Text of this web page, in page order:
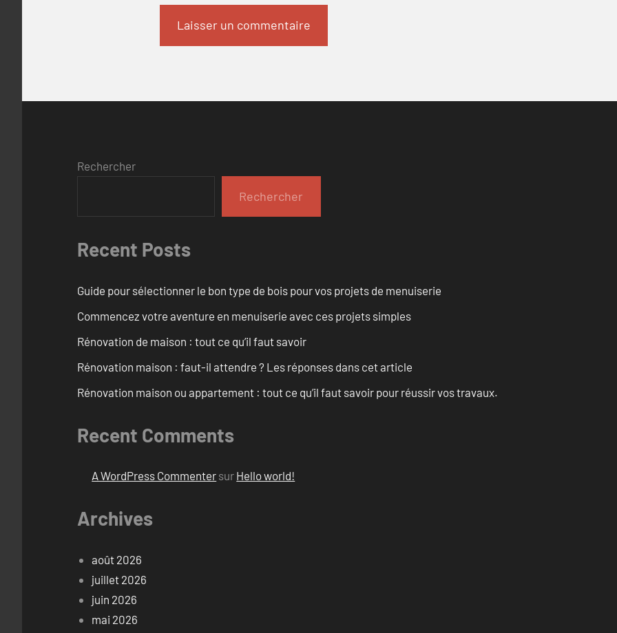
Rechercher
Rechercher
Recent Posts
Guide pour sélectionner le bon type de bois pour vos projets de menuiserie
Commencez votre aventure en menuiserie avec ces projets simples
Rénovation de maison : tout ce qu’il faut savoir
Rénovation maison : faut-il attendre ? Les réponses dans cet article
Rénovation maison ou appartement : tout ce qu’il faut savoir pour réussir vos travaux.
Recent Comments
A WordPress Commenter sur Hello world!
Archives
août 2026
juillet 2026
juin 2026
mai 2026